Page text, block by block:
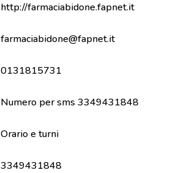
http://farmaciabidone.fapnet.it
farmaciabidone@fapnet.it
0131815731
Numero per sms 3349431848
Orario e turni
3349431848